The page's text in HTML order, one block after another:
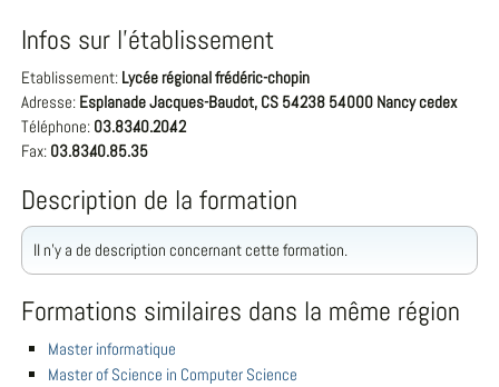
Infos sur l'établissement
Etablissement: Lycée régional frédéric-chopin
Adresse: Esplanade Jacques-Baudot, CS 54238 54000 Nancy cedex
Téléphone: 03.83.40.20.42
Fax: 03.83.40.85.35
Description de la formation
Il n'y a de description concernant cette formation.
Formations similaires dans la même région
Master informatique
Master of Science in Computer Science